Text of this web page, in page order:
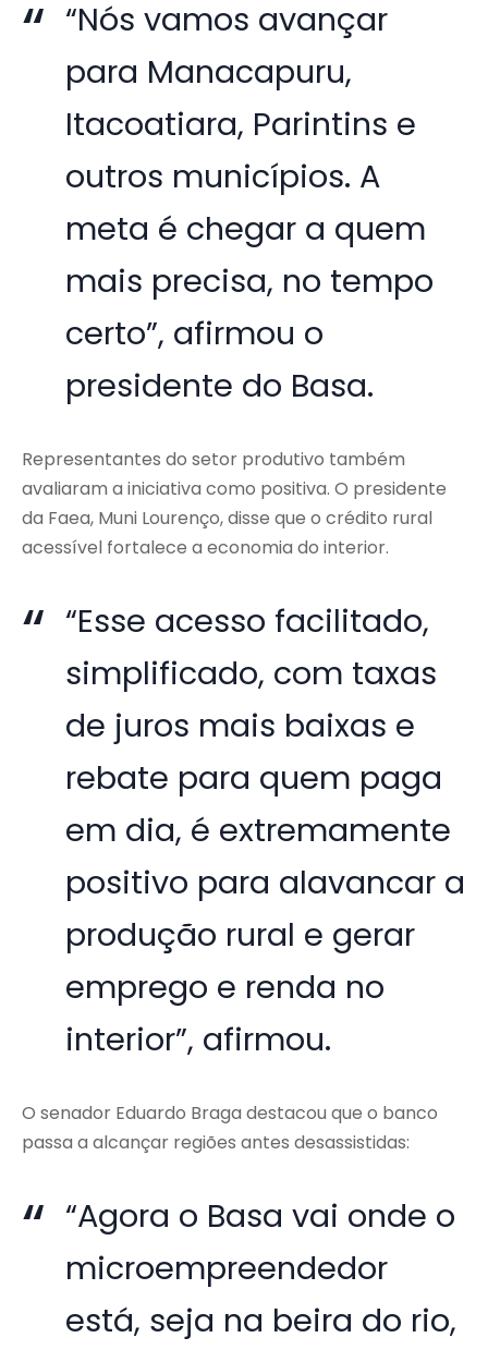
“Nós vamos avançar
para Manacapuru,
Itacoatiara, Parintins e
outros municípios. A
meta é chegar a quem
mais precisa, no tempo
certo”, afirmou o
presidente do Basa.
Representantes do setor produtivo também
avaliaram a iniciativa como positiva. O presidente
da Faea, Muni Lourenço, disse que o crédito rural
acessível fortalece a economia do interior.
“Esse acesso facilitado,
simplificado, com taxas
de juros mais baixas e
rebate para quem paga
em dia, é extremamente
positivo para alavancar a
produção rural e gerar
emprego e renda no
interior”, afirmou.
O senador Eduardo Braga destacou que o banco
passa a alcançar regiões antes desassistidas:
“Agora o Basa vai onde o
microempreendedor
está, seja na beira do rio,